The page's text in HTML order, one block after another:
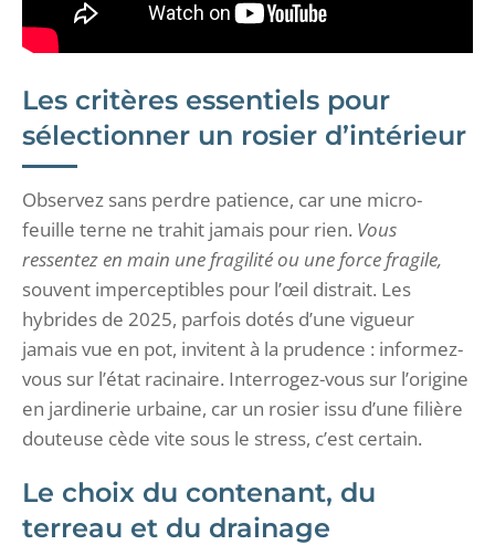
Les critères essentiels pour
sélectionner un rosier d’intérieur
Observez sans perdre patience, car une micro-
feuille terne ne trahit jamais pour rien. Vous
ressentez en main une fragilité ou une force fragile,
souvent imperceptibles pour l’œil distrait. Les
hybrides de 2025, parfois dotés d’une vigueur
jamais vue en pot, invitent à la prudence : informez-
vous sur l’état racinaire. Interrogez-vous sur l’origine
en jardinerie urbaine, car un rosier issu d’une filière
douteuse cède vite sous le stress, c’est certain.
Le choix du contenant, du
terreau et du drainage